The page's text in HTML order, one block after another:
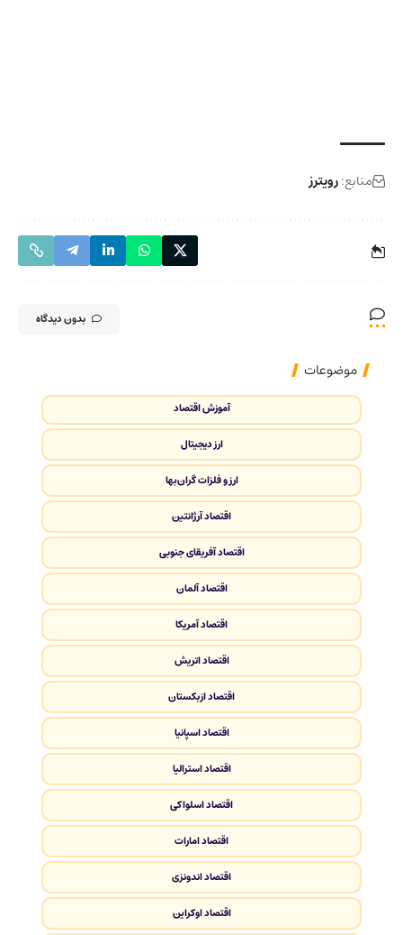
منابع:رویترز
بدون دیدگاه
موضوعات
آموزش اقتصاد
ارز دیجیتال
ارز و فلزات گران‌بها
اقتصاد آرژانتین
اقتصاد آفریقای جنوبی
اقتصاد آلمان
اقتصاد آمریکا
اقتصاد اتریش
اقتصاد ازبکستان
اقتصاد اسپانیا
اقتصاد استرالیا
اقتصاد اسلواکی
اقتصاد امارات
اقتصاد اندونزی
اقتصاد اوکراین